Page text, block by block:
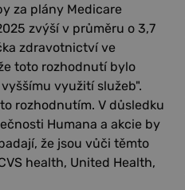
za plány Medicare
zvýší v průměru o 3,7
zdravotnictví ve
toto rozhodnutí bylo
využití služeb".
rozhodnutím. V důsledku
Humana a akcie by
že jsou vůči těmto
health, United Health,